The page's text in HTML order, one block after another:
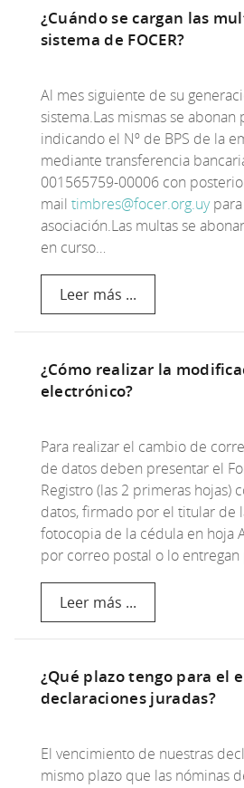
¿Cuándo se cargan las
sistema de FOCER?
Al mes siguiente de su
sistema.Las mismas se abonan
indicando el Nº de BPS de la
mediante transferencia
001565759-00006 con
mail timbres@focer.org.uypara
asociación.Las multas se
en curso…
Leer más ...
¿Cómo realizar la
electrónico?
Para realizar el cambio de
de datos deben presentar el
Registro (las 2 primeras hojas)
datos, firmado por el titular de
fotocopia de la cédula en hoja
por correo postal o lo
Leer más ...
¿Qué plazo tengo para el
declaraciones juradas?
El vencimiento de nuestras
mismo plazo que las nóminas